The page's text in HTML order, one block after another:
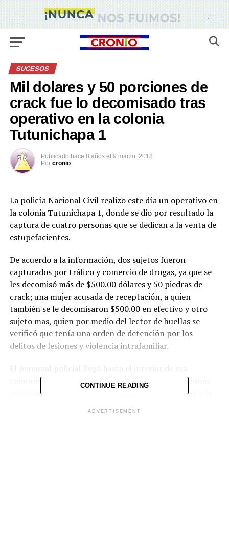
SUCESOS
Mil dolares y 50 porciones de
crack fue lo decomisado tras
operativo en la colonia
Tutunichapa 1
Publicado hace 8 años el 9 marzo, 2018
Por cronio
La policía Nacional Civil realizo este día un operativo en
la colonia Tutunichapa 1, donde se dio por resultado la
captura de cuatro personas que se dedican a la venta de
estupefacientes.
De acuerdo a la información, dos sujetos fueron
capturados por tráfico y comercio de drogas, ya que se
les decomisó más de $500.00 dólares y 50 piedras de
crack; una mujer acusada de receptación, a quien
también se le decomisaron $500.00 en efectivo y otro
sujeto mas, quien por medio del lector de huellas se
verificó que tenía una orden de detención por los
delitos de lesiones y violencia intrafamiliar.
comunidad, con el objetivo de minimizar este accionar,
esto como parte del fortalecimiento a la seguridad y la
CONTINUE READING
ADVERTISEMENT